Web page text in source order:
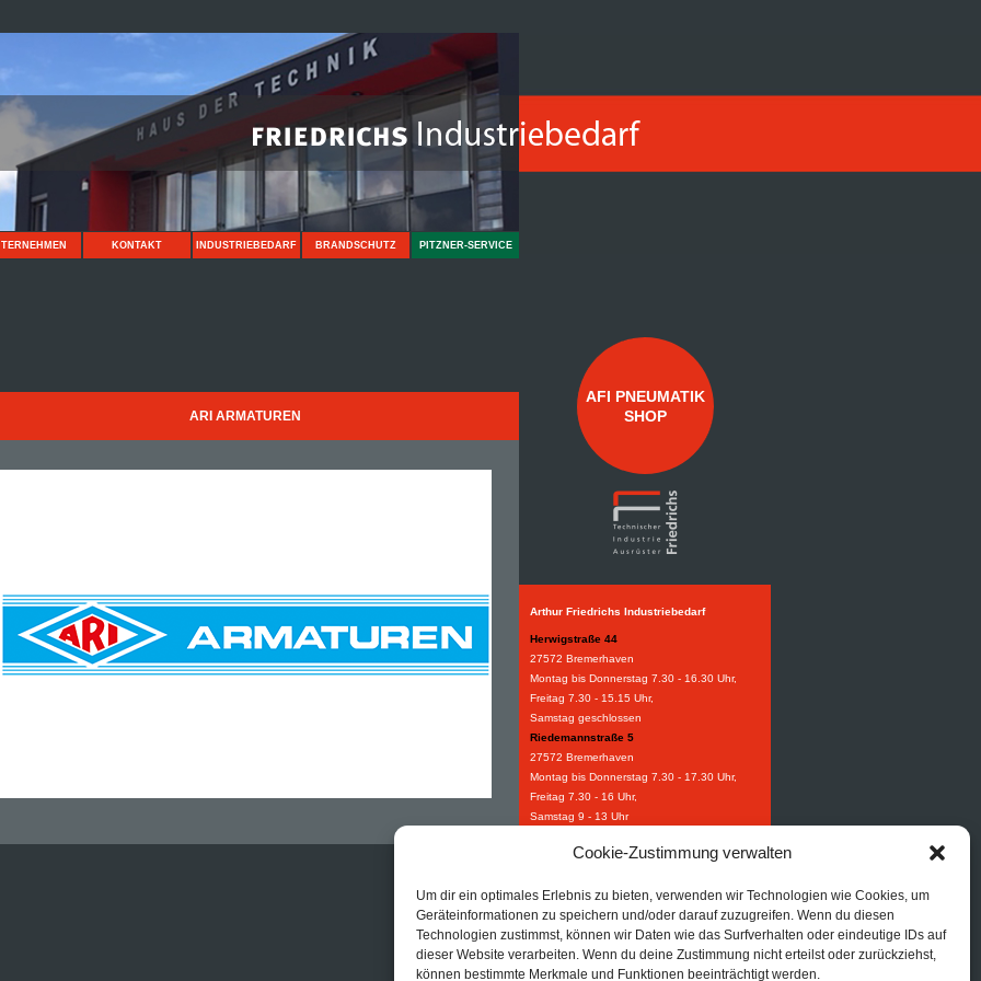
Cookie-Zustimmung verwalten
Um dir ein optimales Erlebnis zu bieten, verwenden wir Technologien wie Cookies, um
Geräteinformationen zu speichern und/oder darauf zuzugreifen. Wenn du diesen
Technologien zustimmst, können wir Daten wie das Surfverhalten oder eindeutige IDs auf
dieser Website verarbeiten. Wenn du deine Zustimmung nicht erteilst oder zurückziehst,
können bestimmte Merkmale und Funktionen beeinträchtigt werden.
KONTAKT INDUSTRIEBEDARF BRANDSCHUTZ PITZNER-SERVICE
ARI ARMATUREN
AFI PNEUMATIK
SHOP
Arthur Friedrichs Industriebedarf
Herwigstraße 44
27572 Bremerhaven
Montag bis Donnerstag 7.30 - 16.30 Uhr,
Freitag 7.30 - 15.15 Uhr,
Samstag geschlossen
Riedemannstraße 5
27572 Bremerhaven
Montag bis Donnerstag 7.30 - 17.30 Uhr,
Freitag 7.30 - 16 Uhr,
Samstag 9 - 13 Uhr
27570 Bremerhaven
Freitag 7.30 - 15.15 Uhr.
Industriebedarf
Tel:
+49 (0) 471 97395 0
Fax: +49 (0) 471 97395 95